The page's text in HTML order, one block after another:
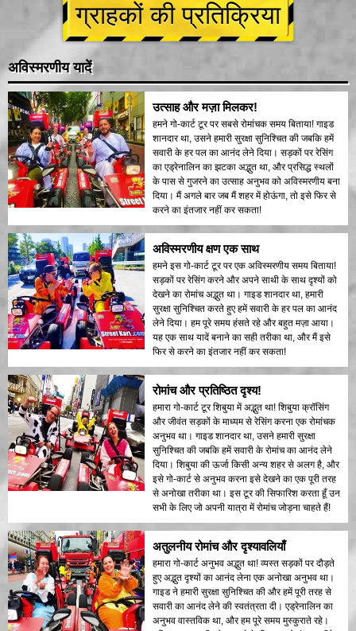
ग्राहकों की प्रतिक्रिया
अविस्मरणीय यादें
उत्साह और मज़ा मिलकर!
हमने गो-कार्ट टूर पर सबसे रोमांचक समय बिताया! गाइड
शानदार था, उसने हमारी सुरक्षा सुनिश्चित की जबकि हमें
सवारी के हर पल का आनंद लेने दिया। सड़कों पर रेसिंग
का एड्रेनालिन का झटका अद्भुत था, और प्रसिद्ध स्थलों
के पास से गुजरने का उत्साह अनुभव को अविस्मरणीय बना
दिया। मैं अगले बार जब मैं शहर में होऊंगा, तो इसे फिर से
करने का इंतजार नहीं कर सकता!
अविस्मरणीय क्षण एक साथ
हमने इस गो-कार्ट टूर पर एक अविस्मरणीय समय बिताया!
सड़कों पर रेसिंग करने और अपने साथी के साथ दृश्यों को
देखने का रोमांच अद्भुत था। गाइड शानदार था, हमारी
सुरक्षा सुनिश्चित करते हुए हमें सवारी के हर पल का आनंद
लेने दिया। हम पूरे समय हंसते रहे और बहुत मज़ा आया।
यह एक साथ यादें बनाने का सही तरीका था, और मैं इसे
फिर से करने का इंतजार नहीं कर सकता!
रोमांच और प्रतिष्ठित दृश्य!
हमारा गो-कार्ट टूर शिबुया में अद्भुत था! शिबुया क्रॉसिंग
और जीवंत सड़कों के माध्यम से रेसिंग करना एक रोमांचक
अनुभव था। गाइड शानदार था, उसने हमारी सुरक्षा
सुनिश्चित की जबकि हमें सवारी के रोमांच का आनंद लेने
दिया। शिबुया की ऊर्जा किसी अन्य शहर से अलग है, और
इसे गो-कार्ट से अनुभव करना इसे देखने का एक पूरी तरह
से अनोखा तरीका था। इस टूर की सिफारिश करता हूँ उन
सभी के लिए जो अपनी यात्रा में रोमांच जोड़ना चाहते हैं!
अतुलनीय रोमांच और दृश्यावलियाँ
हमारा गो-कार्ट अनुभव अद्भुत था! व्यस्त सड़कों पर दौड़ते
हुए अद्भुत दृश्यों का आनंद लेना एक अनोखा अनुभव था।
गाइड ने हमारी सुरक्षा सुनिश्चित की और हमें पूरी तरह से
सवारी का आनंद लेने की स्वतंत्रता दी। एड्रेनालिन का
अनुभव वास्तविक था, और हम पूरे समय मुस्कुराते रहे।